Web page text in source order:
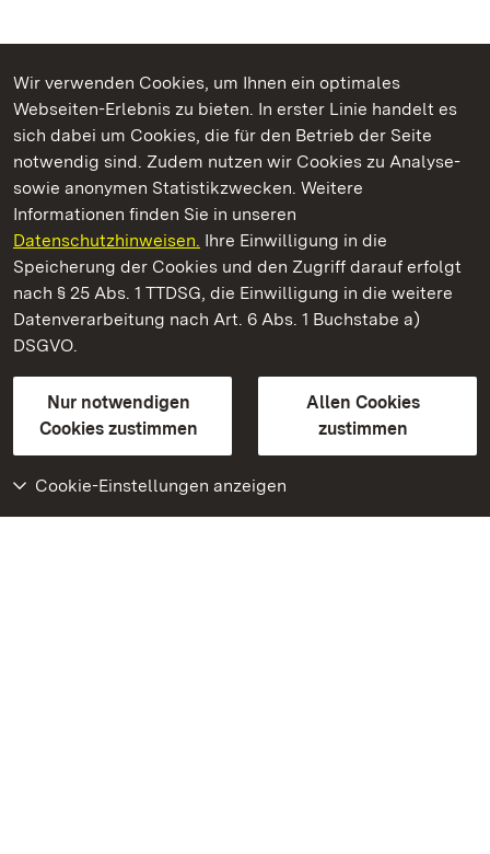
Wir verwenden Cookies, um Ihnen ein optimales
Webseiten-Erlebnis zu bieten. In erster Linie handelt es
sich dabei um Cookies, die für den Betrieb der Seite
notwendig sind. Zudem nutzen wir Cookies zu Analyse-
sowie anonymen Statistikzwecken. Weitere
Informationen finden Sie in unseren
Datenschutzhinweisen. Ihre Einwilligung in die
Speicherung der Cookies und den Zugriff darauf erfolgt
nach § 25 Abs. 1 TTDSG, die Einwilligung in die weitere
Datenverarbeitung nach Art. 6 Abs. 1 Buchstabe a)
DSGVO.
Nur notwendigen
Cookies zustimmen
Allen Cookies
zustimmen
Cookie-Einstellungen anzeigen
Kommen. Staunen. Genießen.
Staatliche Schlösser und Gärten Baden‑Württemberg
Staatliche Schlösser und Gärten Baden-Württemberg
Kontakt
GebärdenspracheLeichte Sprache
Erklärung zur Barrierefreiheit
BITV-konform (geprüfte Seiten)
Weiteres